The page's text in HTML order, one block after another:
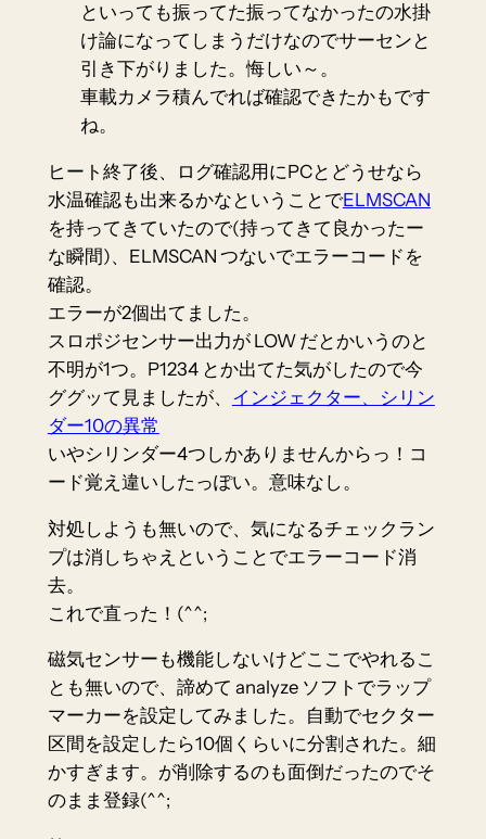
といっても振ってた振ってなかったの水掛
け論になってしまうだけなのでサーセンと
引き下がりました。悔しい～。
車載カメラ積んでれば確認できたかもです
ね。
ヒート終了後、ログ確認用にPCとどうせなら
水温確認も出来るかなということでELMSCAN
を持ってきていたので(持ってきて良かったー
な瞬間)、ELMSCAN つないでエラーコードを
確認。
エラーが2個出てました。
スロポジセンサー出力が LOW だとかいうのと
不明が1つ。P1234 とか出てた気がしたので今
ググッて見ましたが、 インジェクター、シリン
ダー10の異常
いやシリンダー4つしかありませんからっ！コ
ード覚え違いしたっぽい。意味なし。
対処しようも無いので、気になるチェックラン
プは消しちゃえということでエラーコード消
去。
これで直った！(^^;
磁気センサーも機能しないけどここでやれるこ
とも無いので、諦めて analyze ソフトでラップ
マーカーを設定してみました。自動でセクター
区間を設定したら10個くらいに分割された。細
かすぎます。が削除するのも面倒だったのでそ
のまま登録(^^;